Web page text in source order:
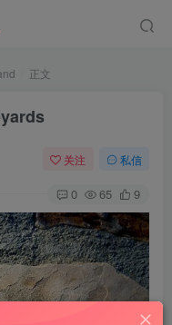
正文
关注 私信
0 65 9